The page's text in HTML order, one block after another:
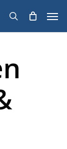
search